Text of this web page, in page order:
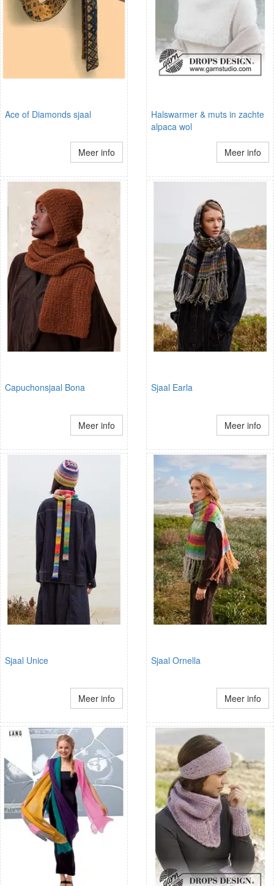
Ace of Diamonds sjaal
Meer info
Halswarmer & muts in zachte
alpaca wol
Meer info
Capuchonsjaal Bona
Meer info
Sjaal Earla
Meer info
Sjaal Unice
Meer info
Sjaal Ornella
Meer info